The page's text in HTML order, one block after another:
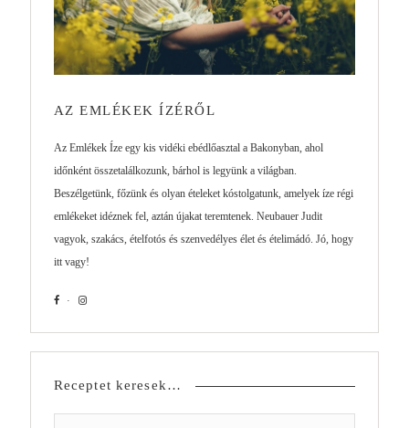
AZ EMLÉKEK ÍZÉRŐL
Az Emlékek Íze egy kis vidéki ebédlőasztal a Bakonyban, ahol
időnként összetalálkozunk, bárhol is legyünk a világban.
Beszélgetünk, főzünk és olyan ételeket kóstolgatunk, amelyek íze régi
emlékeket idéznek fel, aztán újakat teremtenek. Neubauer Judit
vagyok, szakács, ételfotós és szenvedélyes élet és ételimádó. Jó, hogy
itt vagy!
Receptet keresek…